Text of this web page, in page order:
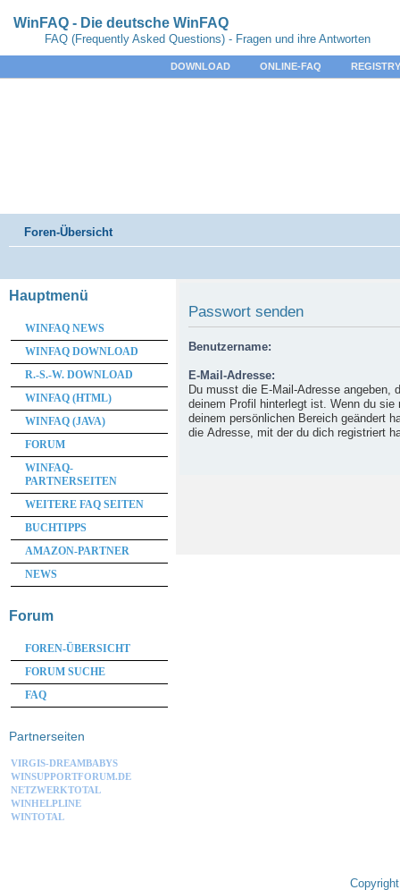
WinFAQ - Die deutsche WinFAQ
FAQ (Frequently Asked Questions) - Fragen und ihre Antworten
DOWNLOAD ONLINE-FAQ
Foren-Übersicht
Passwort senden
Benutzername:
E-Mail-Adresse:
Du musst die E-Mail-Adresse angeben,
deinem Profil hinterlegt ist. Wenn du sie
deinem persönlichen Bereich geändert
die Adresse, mit der du dich registriert
Hauptmenü
WINFAQ NEWS
WINFAQ DOWNLOAD
R.-S.-W. DOWNLOAD
WINFAQ (HTML)
WINFAQ (JAVA)
FORUM
WINFAQ-
PARTNERSEITEN
WEITERE FAQ SEITEN
BUCHTIPPS
AMAZON-PARTNER
NEWS
Forum
FOREN-ÜBERSICHT
FORUM SUCHE
FAQ
Partnerseiten
VIRGIS-DREAMBABYS
WINSUPPORTFORUM.DE
NETZWERKTOTAL
WINHELPLINE
WINTOTAL